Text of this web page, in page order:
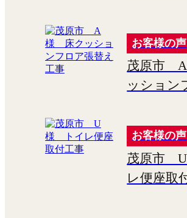
お客様の声
茂原市
ッション
お客様の声
茂原市
レ便座取